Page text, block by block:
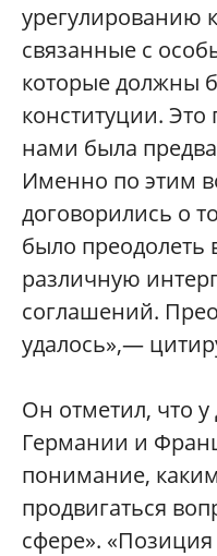
урегулированию
связанные с
которые должны
конституции. Это
нами была
Именно по этим
договорились о
было преодолеть
различную
соглашений.
удалось»,—
Он отметил, что
Германии и
понимание,
продвигаться
сфере».